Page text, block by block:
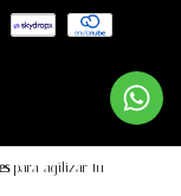
para agilizar tu